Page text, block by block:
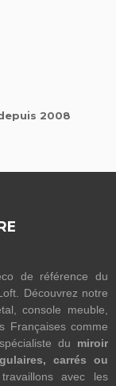
2008
de référence du
Découvrez notre
console meuble,
Françaises comme
du miroir
carrés ou
avec les